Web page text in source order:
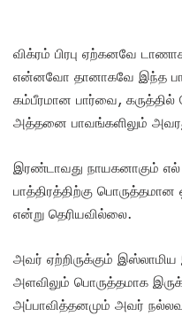
விக்ரம் பிரபு ஏற்கனவே
என்னவோ தானாகவே இந்த
கம்பீரமான பார்வை, கருத்தில்
அத்தனை பாவங்களிலும் அவரது
இரண்டாவது நாயகனாகும்
பாத்திரத்திற்கு பொருத்தமான
என்று தெரியவில்லை.
அவர் ஏற்றிருக்கும்
அளவிலும் பொருத்தமாக
அப்பாவித்தனமும் அவர்